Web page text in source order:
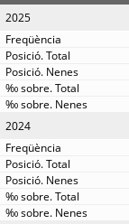
2025
2024